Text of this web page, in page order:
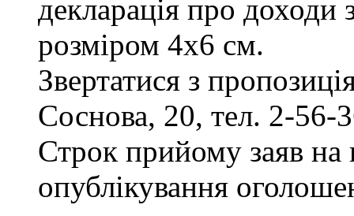
декларація про доходи
розміром 4х6 см.
Звертатися з
Соснова, 20, тел. 2-56-
Строк прийому заяв на
опублікування